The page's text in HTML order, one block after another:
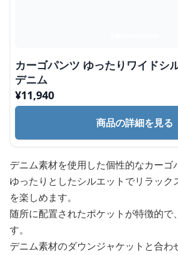
カーゴパンツ ゆったりワイドシルエットカーゴ
デニム
¥11,940
商品の詳細を見る
デニム素材を使用した個性的なカーゴ
ゆったりとしたシルエットでリラック
を楽しめます。
随所に配置されたポケットが特徴的で
す。
デニム素材のダウンジャケットと合わ